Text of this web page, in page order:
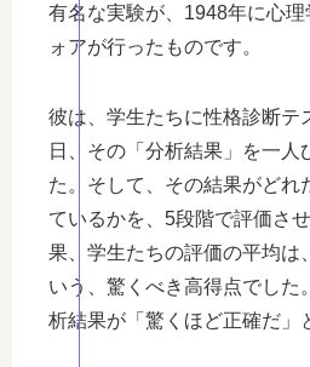
有名な実験が、1948年に心
ォアが行ったものです。
彼は、学生たちに性格診断テ
日、その「分析結果」を一人
た。そして、その結果がどれ
ているかを、5段階で評価さ
果、学生たちの評価の平均は
いう、驚くべき高得点でした
析結果が「驚くほど正確だ」